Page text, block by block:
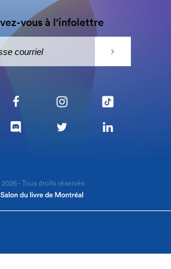
vous à l'infolettre
- Tous droits réservés